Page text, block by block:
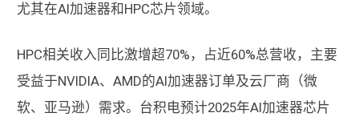
尤其在AI加速器和HPC芯片领域。
HPC相关收入同比激增超70%，占近60%总营收，主要
受益于NVIDIA、AMD的AI加速器订单及云厂商（微
软、亚马逊）需求。台积电预计2025年AI加速器芯片